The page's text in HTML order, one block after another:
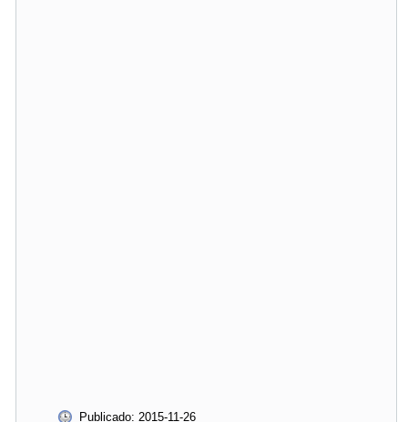
Publicado: 2015-11-26